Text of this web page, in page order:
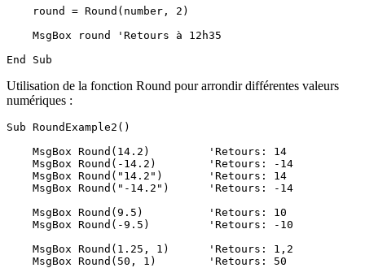
    round = Round(number, 2)
    MsgBox round 'Retours à 12h35
Utilisation de la fonction Round pour arrondir différentes valeurs
numériques :
Sub RoundExample2()
    MsgBox Round(14.2)         'Retours: 14
    MsgBox Round(-14.2)        'Retours: -14
    MsgBox Round("14.2")       'Retours: 14
    MsgBox Round("-14.2")      'Retours: -14
    MsgBox Round(9.5)          'Retours: 10
    MsgBox Round(-9.5)         'Retours: -10
    MsgBox Round(1.25, 1)      'Retours: 1,2
    MsgBox Round(50, 1)        'Retours: 50